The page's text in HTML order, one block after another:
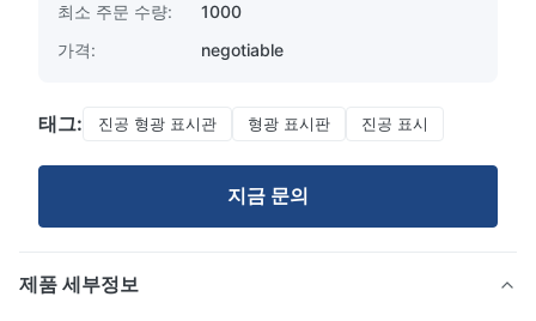
최소 주문 수량:
1000
가격:
negotiable
태그: 진공 형광 표시관 형광 표시판 진공 표시
지금 문의
제품 세부정보